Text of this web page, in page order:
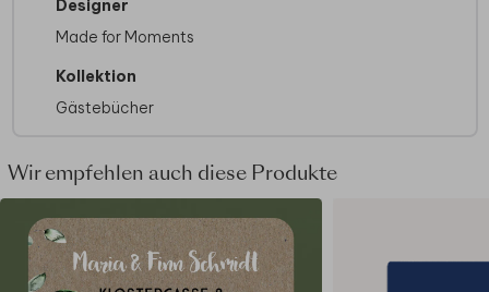
Blätter)
Die Seitenanzahl ist fest und kann nicht
Alle Innenseiten sind weiß, unbedruckt
und können beschrieben werden
personalisiert werden.
Der Einband ist ein glänzendes
Hardcover
Foliendruck ist nicht möglich
Aufgrund der unterschiedlichen
Designer
Made for Moments
Kollektion
Gästebücher
Wir empfehlen auch diese Produkte